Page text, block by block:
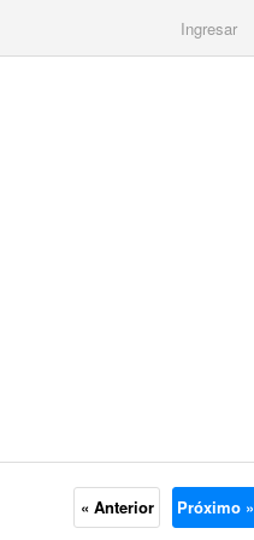
Ingresar
« Anterior Próximo »